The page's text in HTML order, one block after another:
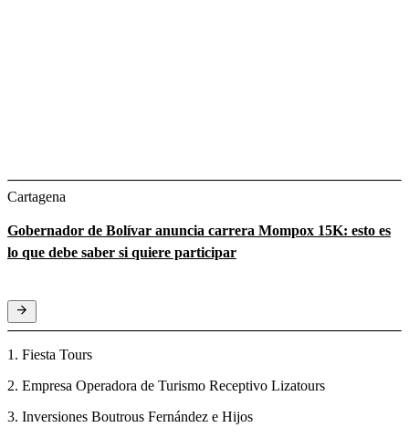
Cartagena
Gobernador de Bolívar anuncia carrera Mompox 15K: esto es
lo que debe saber si quiere participar
1. Fiesta Tours
2. Empresa Operadora de Turismo Receptivo Lizatours
3. Inversiones Boutrous Fernández e Hijos